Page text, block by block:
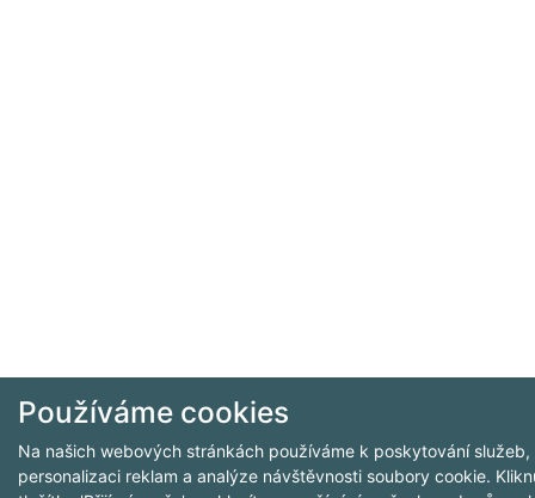
Používáme cookies
Na našich webových stránkách používáme k poskytování služeb,
personalizaci reklam a analýze návštěvnosti soubory cookie.